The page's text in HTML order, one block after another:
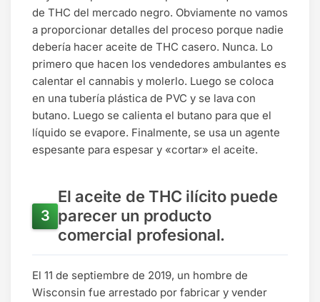
de THC del mercado negro. Obviamente no vamos
a proporcionar detalles del proceso porque nadie
debería hacer aceite de THC casero. Nunca. Lo
primero que hacen los vendedores ambulantes es
calentar el cannabis y molerlo. Luego se coloca
en una tubería plástica de PVC y se lava con
butano. Luego se calienta el butano para que el
líquido se evapore. Finalmente, se usa un agente
espesante para espesar y «cortar» el aceite.
El aceite de THC ilícito puede
parecer un producto
comercial profesional.
El 11 de septiembre de 2019, un hombre de
Wisconsin fue arrestado por fabricar y vender